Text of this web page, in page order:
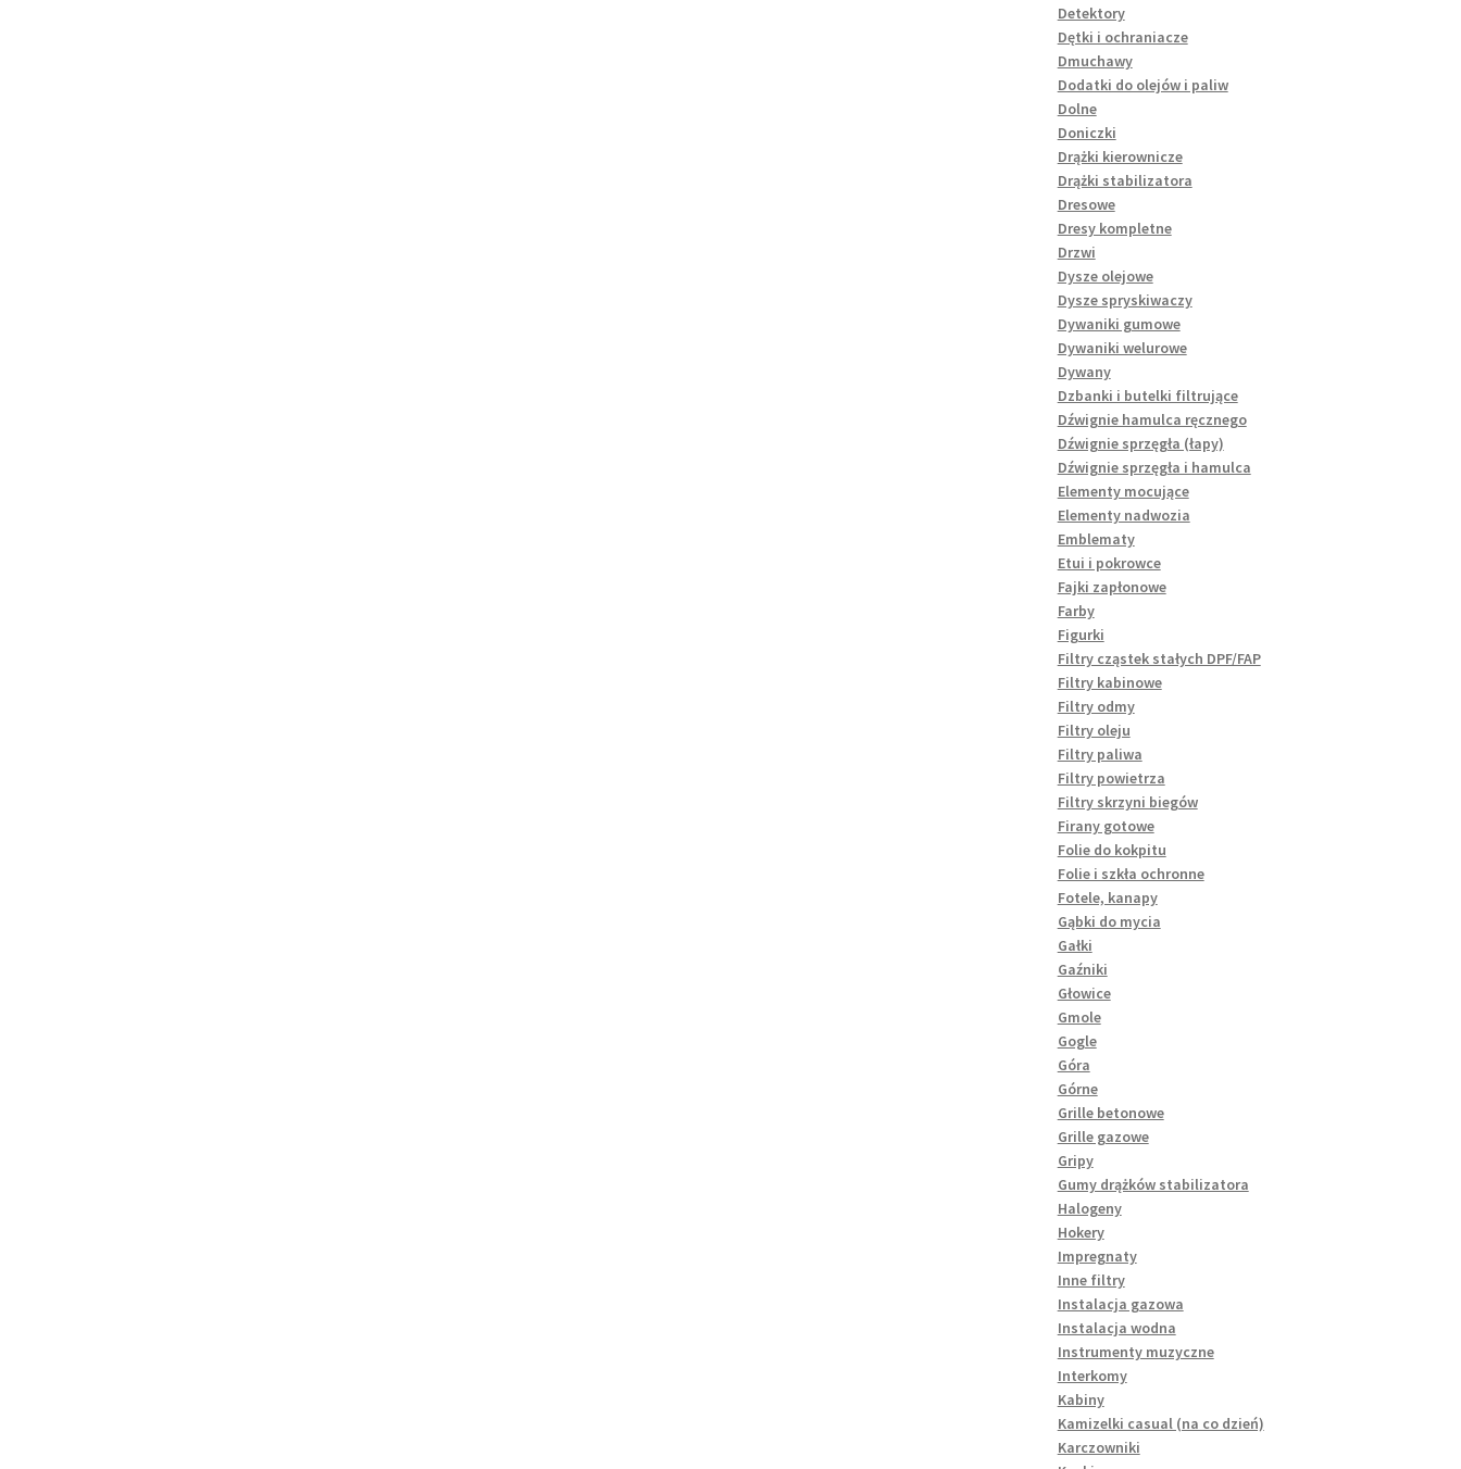
Detektory
Dętki i ochraniacze
Dmuchawy
Dodatki do olejów i paliw
Dolne
Doniczki
Drążki kierownicze
Drążki stabilizatora
Dresowe
Dresy kompletne
Drzwi
Dysze olejowe
Dysze spryskiwaczy
Dywaniki gumowe
Dywaniki welurowe
Dywany
Dzbanki i butelki filtrujące
Dźwignie hamulca ręcznego
Dźwignie sprzęgła (łapy)
Dźwignie sprzęgła i hamulca
Elementy mocujące
Elementy nadwozia
Emblematy
Etui i pokrowce
Fajki zapłonowe
Farby
Figurki
Filtry cząstek stałych DPF/FAP
Filtry kabinowe
Filtry odmy
Filtry oleju
Filtry paliwa
Filtry powietrza
Filtry skrzyni biegów
Firany gotowe
Folie do kokpitu
Folie i szkła ochronne
Fotele, kanapy
Gąbki do mycia
Gałki
Gaźniki
Głowice
Gmole
Gogle
Góra
Górne
Grille betonowe
Grille gazowe
Gripy
Gumy drążków stabilizatora
Halogeny
Hokery
Impregnaty
Inne filtry
Instalacja gazowa
Instalacja wodna
Instrumenty muzyczne
Interkomy
Kabiny
Kamizelki casual (na co dzień)
Karczowniki